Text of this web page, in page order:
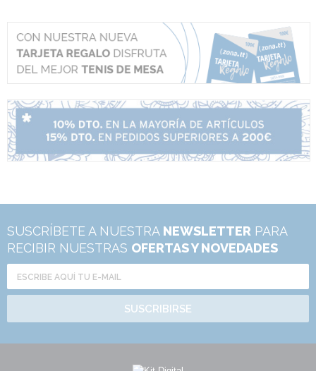
SUSCRÍBETE A NUESTRA NEWSLETTER PARA
RECIBIR NUESTRAS OFERTAS Y NOVEDADES
SUSCRIBIRSE